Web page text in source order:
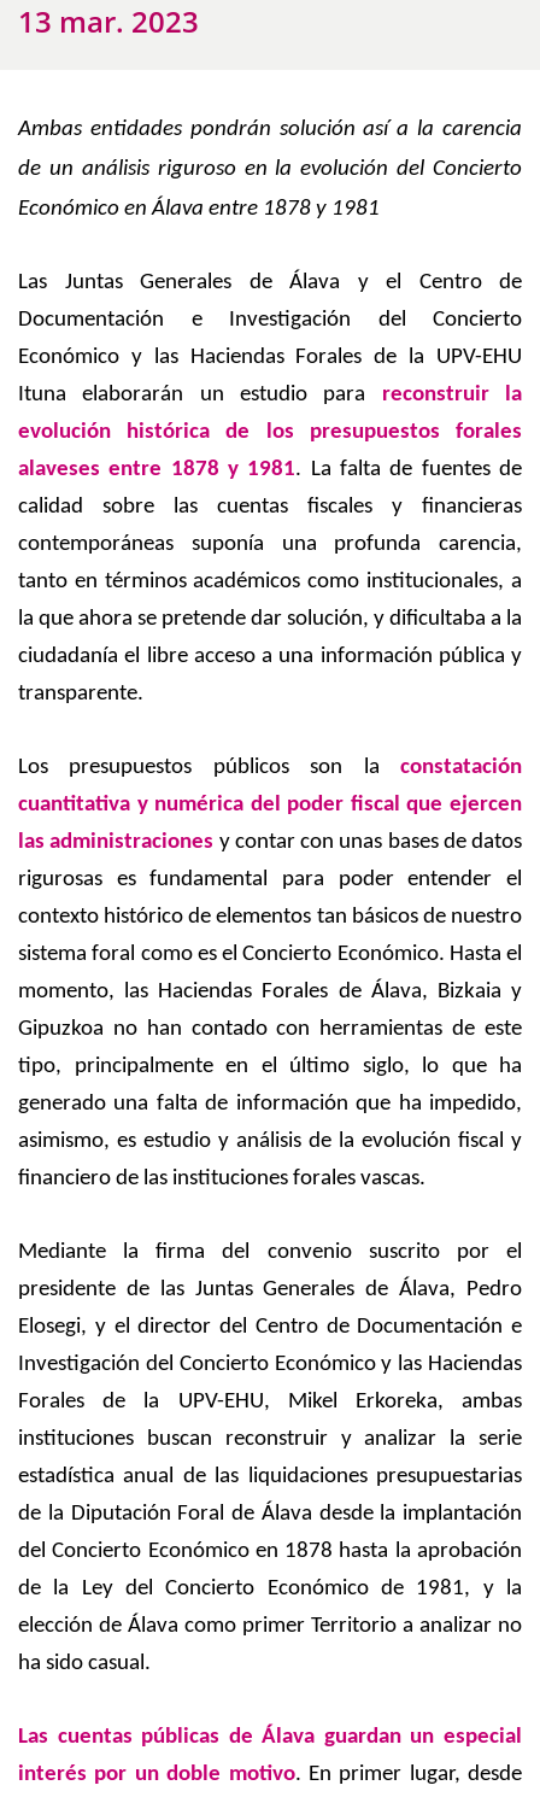
13 mar. 2023
Ambas entidades pondrán solución así a la carencia
de un análisis riguroso en la evolución del Concierto
Económico en Álava entre 1878 y 1981
Las Juntas Generales de Álava y el Centro de
Documentación e Investigación del Concierto
Económico y las Haciendas Forales de la UPV-EHU
Ituna elaborarán un estudio para reconstruir la
evolución histórica de los presupuestos forales
alaveses entre 1878 y 1981. La falta de fuentes de
calidad sobre las cuentas fiscales y financieras
contemporáneas
suponía una profunda carencia,
tanto en términos académicos como institucionales, a
la que ahora se pretende dar solución, y dificultaba a la
ciudadanía el libre acceso a una información pública y
transparente.
Los presupuestos públicos son la constatación
cuantitativa y numérica del poder fiscal que ejercen
las administraciones y contar con unas bases de datos
rigurosas es fundamental para poder entender el
contexto histórico de elementos tan básicos de nuestro
sistema foral como es el Concierto Económico. Hasta el
momento, las Haciendas Forales de Álava, Bizkaia y
Gipuzkoa no han contado con herramientas de este
tipo, principalmente en el último siglo, lo que ha
generado una falta de información que ha impedido,
asimismo, es estudio y análisis de la evolución fiscal y
financiero de las instituciones forales vascas.
Mediante la firma del convenio suscrito por el
presidente de las Juntas Generales de Álava, Pedro
Elosegi, y el director del Centro de Documentación e
Investigación del Concierto Económico y las Haciendas
Forales de la UPV-EHU, Mikel Erkoreka, ambas
instituciones buscan reconstruir y analizar la serie
estadística anual de las liquidaciones presupuestarias
de la Diputación Foral de Álava desde la implantación
del Concierto Económico en 1878 hasta la aprobación
de la Ley del Concierto Económico de 1981, y la
elección de Álava como primer Territorio a analizar no
ha sido casual.
Las cuentas públicas de Álava guardan un especial
interés por un doble motivo. En primer lugar, desde